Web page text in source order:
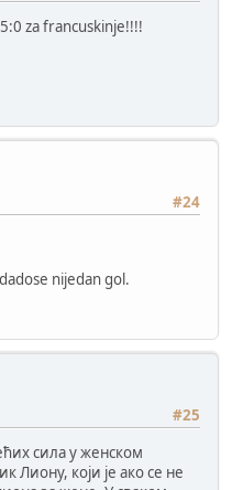
za francuskinje!!!!
#24
nijedan gol.
#25
сила у женском
Лиону, који је ако се не